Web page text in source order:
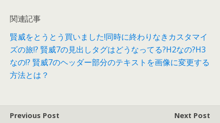
関連記事
賢威をとうとう買いました!同時に終わりなきカスタマイ
ズの旅!? 賢威7の見出しタグはどうなってる?H2なの?H3
なの!? 賢威7のヘッダー部分のテキストを画像に変更する
方法とは？
Previous Post
Next Post